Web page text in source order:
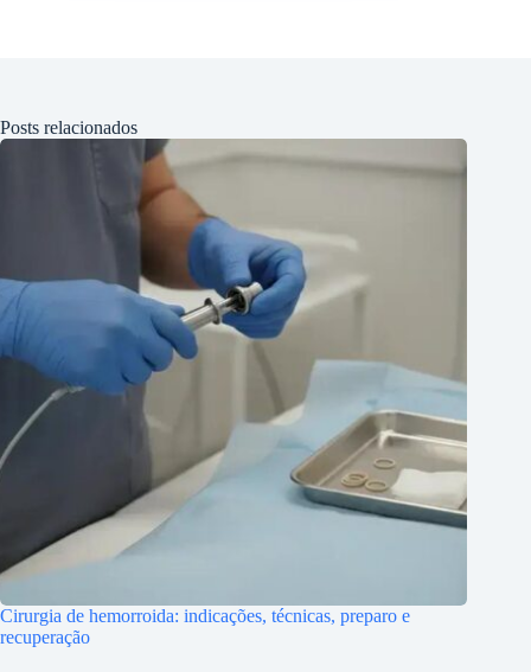
Posts relacionados
Cirurgia de hemorroida: indicações, técnicas, preparo e
recuperação